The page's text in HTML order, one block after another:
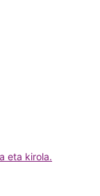
eta kirola.